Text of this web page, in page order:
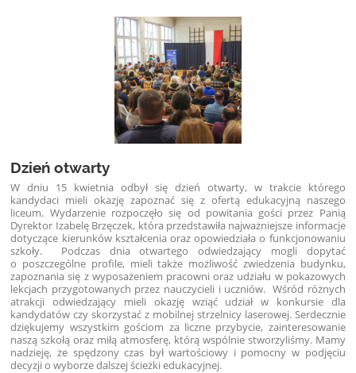
Dzień otwarty
W dniu 15 kwietnia odbył się dzień otwarty, w trakcie którego
kandydaci mieli okazję zapoznać się z ofertą edukacyjną naszego
liceum. Wydarzenie rozpoczęło się od powitania gości przez Panią
Dyrektor Izabelę Brzęczek, która przedstawiła najważniejsze informacje
dotyczące kierunków kształcenia oraz opowiedziała o funkcjonowaniu
szkoły. Podczas dnia otwartego odwiedzający mogli dopytać
o poszczególne profile, mieli także możliwość zwiedzenia budynku,
zapoznania się z wyposażeniem pracowni oraz udziału w pokazowych
lekcjach przygotowanych przez nauczycieli i uczniów. Wśród różnych
atrakcji odwiedzający mieli okazję wziąć udział w konkursie dla
kandydatów czy skorzystać z mobilnej strzelnicy laserowej. Serdecznie
dziękujemy wszystkim gościom za liczne przybycie, zainteresowanie
naszą szkołą oraz miłą atmosferę, którą wspólnie stworzyliśmy. Mamy
nadzieję, że spędzony czas był wartościowy i pomocny w podjęciu
decyzji o wyborze dalszej ścieżki edukacyjnej.